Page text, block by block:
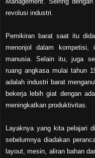
revolusi industri.
Pemikiran barat saat itu
menonjol dalam
manusia. Selain itu, juga
ruang angkasa mulai tahun
adalah industri barat
bekerja lebih giat dengan
meningkatkan produktivitas.
Layaknya yang kita pelajari
sebelumnya diadakan
layout, mesin, aliran bahan